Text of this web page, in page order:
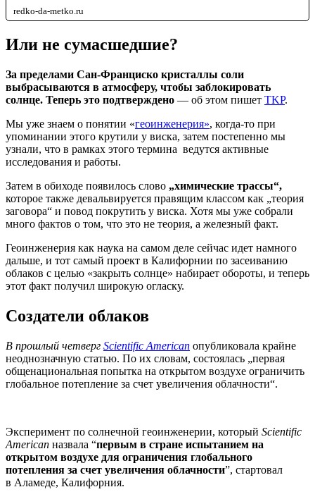
redko-da-metko.ru
Или не сумасшедшие?
За пределами Сан-Франциско кристаллы соли
выбрасываются в атмосферу, чтобы заблокировать
солнце. Теперь это подтверждено — об этом пишет TKP.
Мы уже знаем о понятии «геоинженерия», когда-то при
упоминании этого крутили у виска, затем постепенно мы
узнали, что в рамках этого термина ведутся активные
исследования и работы.
Затем в обиходе появилось слово „химические трассы“,
которое также девальвируется правящим классом как „теория
заговора“ и повод покрутить у виска. Хотя мы уже собрали
много фактов о том, что это не теория, а железный факт.
Геоинженерия как наука на самом деле сейчас идет намного
дальше, и тот самый проект в Калифорнии по засеиванию
облаков с целью «закрыть солнце» набирает обороты, и теперь
этот факт получил широкую огласку.
Создатели облаков
В прошлый четверг Scientific American опубликовала крайне
неоднозначную статью. По их словам, состоялась „первая
общенациональная попытка на открытом воздухе ограничить
глобальное потепление за счет увеличения облачности“.
Эксперимент по солнечной геоинженерии, который Scientific
American назвала “первым в стране испытанием на
открытом воздухе для ограничения глобального
потепления за счет увеличения облачности”, стартовал
в Аламеде, Калифорния.